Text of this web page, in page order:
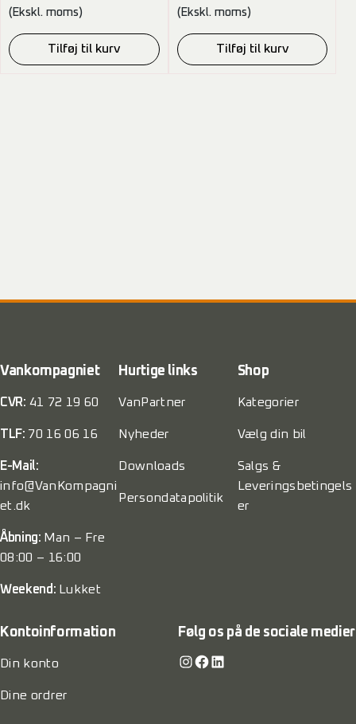
(Ekskl. moms)
Tilføj til kurv
(Ekskl. moms)
Tilføj til kurv
Vankompagniet
CVR: 41 72 19 60
TLF: 70 16 06 16
E-Mail:
info@VanKompagni
et.dk
Åbning: Man – Fre
08:00 – 16:00
Weekend: Lukket
Hurtige links
VanPartner
Nyheder
Downloads
Persondatapolitik
Shop
Kategorier
Vælg din bil
Salgs &
Leveringsbetingels
er
Kontoinformation
Din konto
Dine ordrer
Følg os på de sociale medier
Instagram Facebook LinkedIn